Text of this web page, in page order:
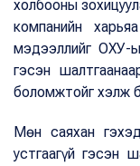
холбооны
компанийн
мэдээллийг ОХУ-
гэсэн
боломжтойг хэлж
Мөн саяхан
устгаагүй гэсэн